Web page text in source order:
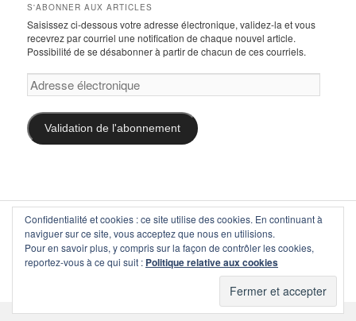
catégories
S'ABONNER AUX ARTICLES
Saisissez ci-dessous votre adresse électronique, validez-la et vous
recevrez par courriel une notification de chaque nouvel article.
Possibilité de se désabonner à partir de chacun de ces courriels.
Adresse
électronique
Validation de l'abonnement
citrap-vaud, 1000 Lausanne — secretariat(at)citrap-vaud.ch
Copyright © communauté d'intérêts pour les transports publics,
section vaud, 1993–2026. Tous droits réservés.
Confidentialité et cookies : ce site utilise des cookies. En continuant à
naviguer sur ce site, vous acceptez que nous en utilisions.
Pour en savoir plus, y compris sur la façon de contrôler les cookies,
reportez-vous à ce qui suit : Politique relative aux cookies